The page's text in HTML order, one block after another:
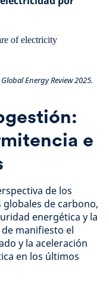
Energy Review 2025.
e
de los
de carbono,
energética y la
manifiesto el
y la aceleración
en los últimos